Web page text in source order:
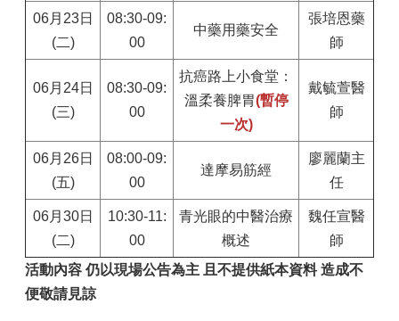
06月23日
(二)
08:30-09:
00
中藥用藥安全
張培恩藥
師
06月24日
(三)
08:30-09:
00
抗癌路上小食堂：
溫柔養脾胃(暫停
一次)
戴毓萱醫
師
06月26日
(五)
08:00-09:
00
達摩易筋經
廖麗蘭主
任
06月30日
(二)
10:30-11:
00
青光眼的中醫治療
概述
魏任宣醫
師
活動內容 仍以現場公告為主 且不提供紙本資料 造成不
便敬請見諒